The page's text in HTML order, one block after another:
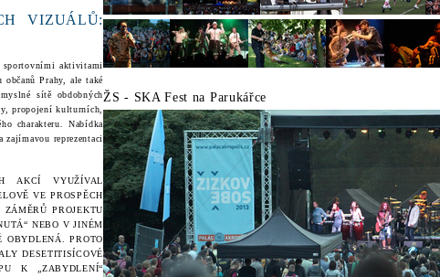
VIZUÁLŮ:
sportovními aktivitami
Prahy, ale také
sítě obdobných
propojení kulturních,
charakteru .Nabídka
reprezentaci
AKCÍ VYUŽÍVAL
VE PROSPĚCH
PROJEKTU
NEBO V JINÉM
OBYDLENÁ. PROTO
DESETITISÍCOVÉ
K „ZABYDLENÍ“
ŽS - SKA Fest na Parukářce